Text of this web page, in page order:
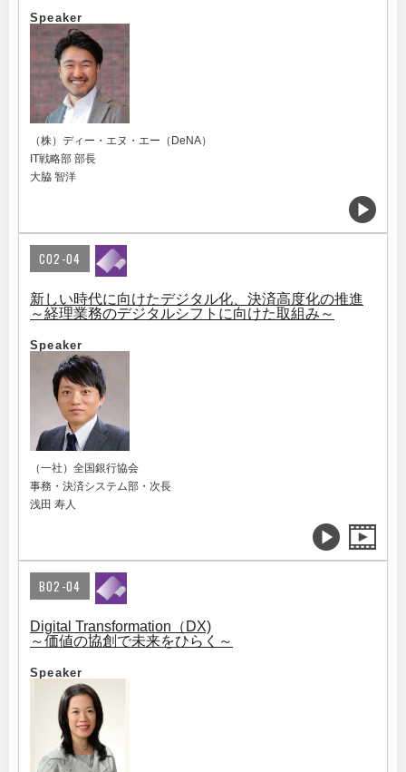
Speaker
（株）ディー・エヌ・エー（DeNA）
IT戦略部 部長
大脇 智洋
C02-04
新しい時代に向けたデジタル化、決済高度化の推進
～経理業務のデジタルシフトに向けた取組み～
Speaker
（一社）全国銀行協会
事務・決済システム部・次長
浅田 寿人
B02-04
Digital Transformation（DX)
～価値の協創で未来をひらく～
Speaker